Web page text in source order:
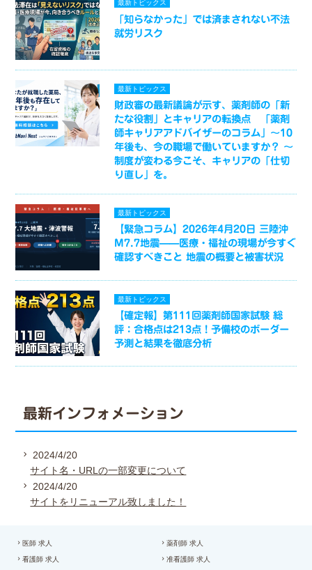
最新トピックス
「知らなかった」では済まされない不法
就労リスク
最新トピックス
財政審の最新議論が示す、薬剤師の「新
たな役割」とキャリアの転換点 「薬剤
師キャリアアドバイザーのコラム」～10
年後も、今の職場で働いていますか？ ～
制度が変わる今こそ、キャリアの「仕切
り直し」を。
最新トピックス
【緊急コラム】2026年4月20日 三陸沖
M7.7地震——医療・福祉の現場が今すぐ
確認すべきこと 地震の概要と被害状況
最新トピックス
【確定報】第111回薬剤師国家試験 総
評：合格点は213点！予備校のボーダー
予測と結果を徹底分析
最新インフォメーション
2024/4/20
サイト名・URLの一部変更について
2024/4/20
サイトをリニューアル致しました！
医師 求人 薬剤師 求人
看護師 求人 准看護師 求人